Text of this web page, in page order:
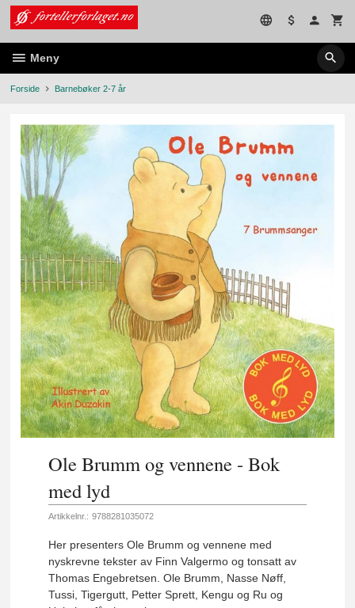
Gå
innholdet
Meny
Forside Barnebøker 2-7 år
Ole Brumm og vennene - Bok
med lyd
Artikkelnr.: 9788281035072
Her presenters Ole Brumm og vennene med
nyskrevne tekster av Finn Valgermo og tonsatt av
Thomas Engebretsen. Ole Brumm, Nasse Nøff,
Tussi, Tigergutt, Petter Sprett, Kengu og Ru og